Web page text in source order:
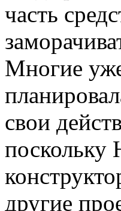
часть
Многие
свои
поскольку
другие